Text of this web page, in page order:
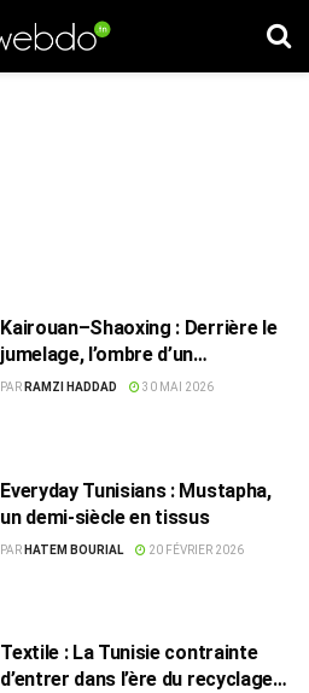
Kairouan–Shaoxing : Derrière le
jumelage, l’ombre d’un
partenariat textile sino-tunisien
PAR RAMZI HADDAD 30 MAI 2026
Everyday Tunisians : Mustapha,
un demi-siècle en tissus
PAR HATEM BOURIAL 20 FÉVRIER 2026
Textile : La Tunisie contrainte
d’entrer dans l’ère du recyclage